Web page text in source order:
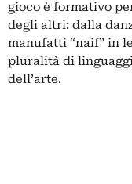
gioco è formativo
degli altri: dalla
manufatti “naif” in
pluralità di
dell’arte.